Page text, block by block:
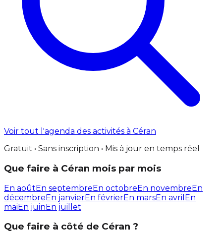
Voir tout l'agenda des activités à Céran
Gratuit • Sans inscription • Mis à jour en temps réel
Que faire à Céran mois par mois
En aoûtEn septembreEn octobreEn novembreEn
décembreEn janvierEn févrierEn marsEn avril En
maiEn juinEn juillet
Que faire à côté de Céran ?